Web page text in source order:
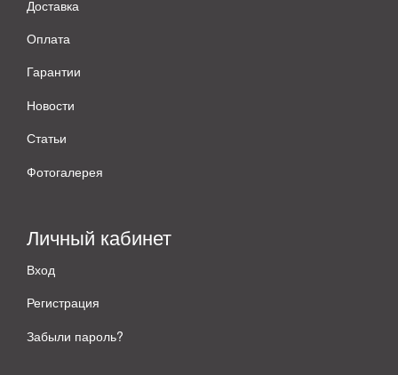
Доставка
Оплата
Гарантии
Новости
Статьи
Фотогалерея
Личный кабинет
Вход
Регистрация
Забыли пароль?